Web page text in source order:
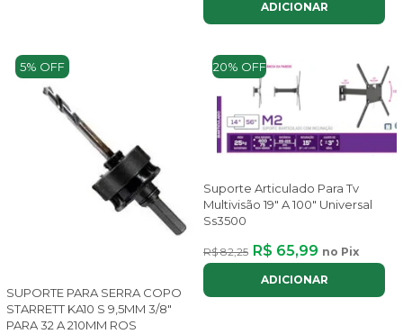
ADICIONAR
5% OFF
SUPORTE PARA SERRA COPO
STARRETT KA10 S 9,5MM 3/8"
PARA 32 A 210MM ROS
20% OFF
Suporte Articulado Para Tv
Multivisão 19" A 100" Universal
Ss3500
R$ 82,25 R$ 65,99 no Pix
ADICIONAR